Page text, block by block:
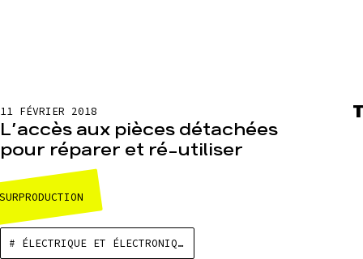
11 FÉVRIER 2018
L’accès aux pièces détachées
pour réparer et ré-utiliser
# ÉLECTRIQUE ET ÉLECTRONIQUE